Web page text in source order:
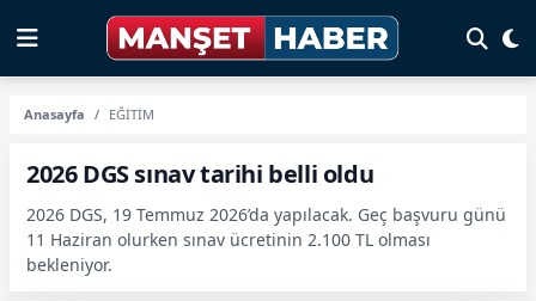
Anasayfa EĞİTİM
2026 DGS sınav tarihi belli oldu
2026 DGS, 19 Temmuz 2026’da yapılacak. Geç başvuru günü
11 Haziran olurken sınav ücretinin 2.100 TL olması
bekleniyor.